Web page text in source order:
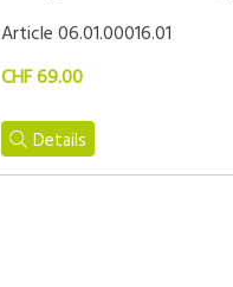
Article 06.01.00016.01
CHF 69.00
Details